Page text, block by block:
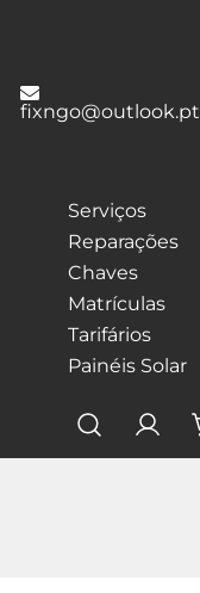
fixngo@outlook.pt
Serviços
Reparações
Chaves
Matrículas
Tarifários
Painéis Solar